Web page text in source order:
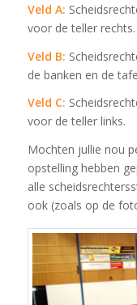
Veld A:
voor de teller rechts.
Veld B:
de banken en de
Veld C:
voor de teller links.
Mochten jullie nou
opstelling hebben
alle
ook (zoals op de